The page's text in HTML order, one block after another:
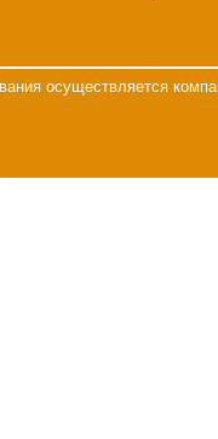
осуществляется